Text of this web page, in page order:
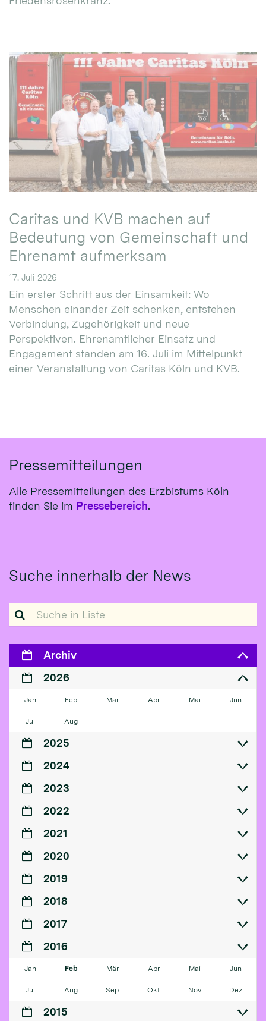
Caritas und KVB machen auf
Bedeutung von Gemeinschaft und
Ehrenamt aufmerksam
17. Juli 2026
Ein erster Schritt aus der Einsamkeit: Wo
Menschen einander Zeit schenken, entstehen
Verbindung, Zugehörigkeit und neue
Perspektiven. Ehrenamtlicher Einsatz und
Engagement standen am 16. Juli im Mittelpunkt
einer Veranstaltung von Caritas Köln und KVB.
Pressemitteilungen
Alle Pressemitteilungen des Erzbistums Köln
finden Sie im Pressebereich.
Suche innerhalb der News
Suche in Liste
Archiv
2026
Jan Feb Mär Apr Mai Jun
Jul Aug
2025
2024
2023
2022
2021
2020
2019
2018
2017
2016
Jan Feb Mär Apr Mai Jun
Jul Aug Sep Okt Nov Dez
2015